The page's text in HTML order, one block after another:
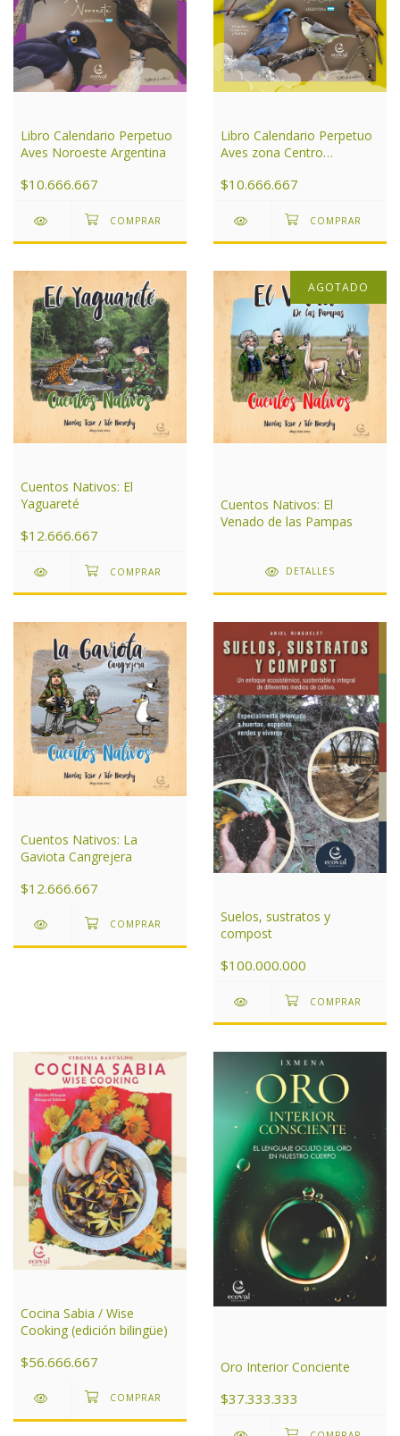
Libro Calendario Perpetuo
Aves Noroeste Argentina
$10.666.667
Libro Calendario Perpetuo
Aves zona Centro
$10.666.667
Cuentos Nativos: El
Yaguareté
$12.666.667
AGOTADO
Cuentos Nativos: El
Venado de las Pampas
DETALLES
Cuentos Nativos: La
Gaviota Cangrejera
$12.666.667
Suelos, sustratos y
compost
$100.000.000
Cocina Sabia / Wise
Cooking (edición bilingüe)
$56.666.667 Oro Interior Conciente
$37.333.333